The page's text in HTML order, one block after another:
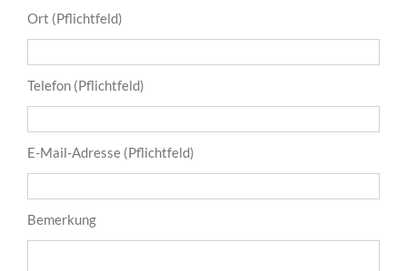
Ort (Pflichtfeld)
Telefon (Pflichtfeld)
E-Mail-Adresse (Pflichtfeld)
Bemerkung